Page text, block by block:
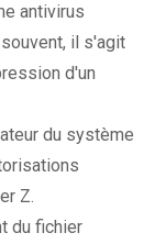
antivirus
il s'agit
d'un
du système
Z.
du fichier